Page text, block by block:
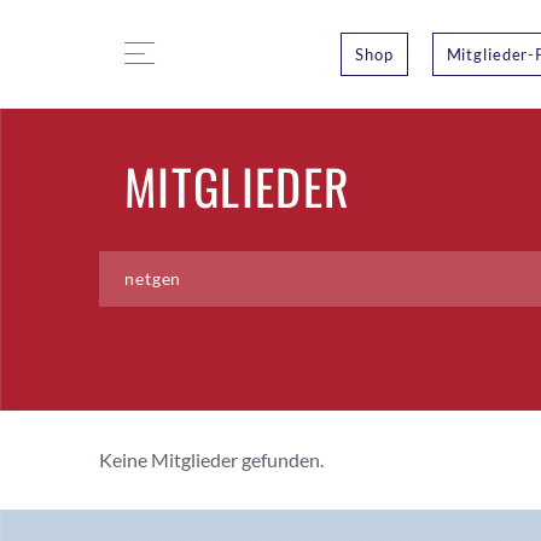
Shop Mitglieder-
MITGLIEDER
Keine Mitglieder gefunden.